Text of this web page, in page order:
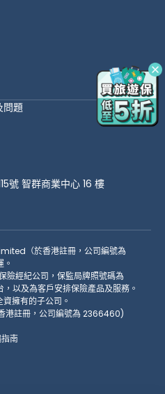
問題
號 智群商業中心 16 樓
（於香港註冊，公司編號為
經紀公司，保監局牌照號碼為
以及為客戶安排保險產品及服務。
擁有的子公司。
註冊，公司編號為 2366460)
指南